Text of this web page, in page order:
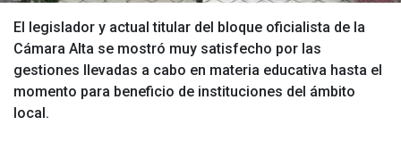
El legislador y actual titular del bloque oficialista de la
Cámara Alta se mostró muy satisfecho por las
gestiones llevadas a cabo en materia educativa hasta el
momento para beneficio de instituciones del ámbito
local.